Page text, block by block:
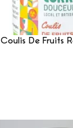
Coulis De Fruits